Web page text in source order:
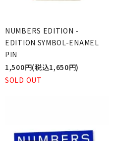
NUMBERS EDITION -
EDITION SYMBOL-ENAMEL
PIN
1,500円(税込1,650円)
SOLD OUT